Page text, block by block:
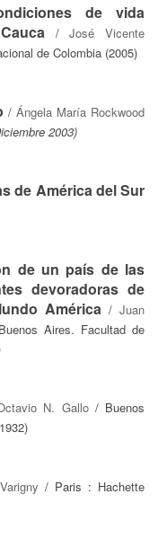
de vida
/José Vicente
de Colombia (2005)
/ Ángela María Rockwood
2003)
de América del Sur
de un país de las
devoradoras de
América / Juan
Aires. Facultad de
N. Gallo/ Buenos
/ Paris : Hachette